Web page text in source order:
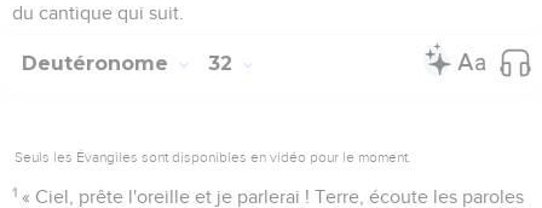
du cantique qui suit.
Deutéronome 32
Seuls les Évangiles sont disponibles en vidéo pour le moment.
1 « Ciel, prête l'oreille et je parlerai ! Terre, écoute les paroles